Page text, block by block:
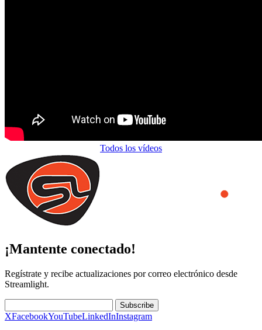
Todos los vídeos
¡Mantente conectado!
Regístrate y recibe actualizaciones por correo electrónico desde
Streamlight.
Subscribe
XFacebookYouTubeLinkedInInstagram